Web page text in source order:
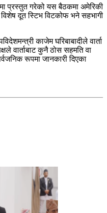
प्रस्तुत गरेको यस बैठकमा अमेरिकी
दूत स्टिभ विटकोफ भने सहभागी
काजेम घरिबाबादीले वार्ता
वार्ताबाट कुनै ठोस सहमति वा
रूपमा जानकारी दिएका